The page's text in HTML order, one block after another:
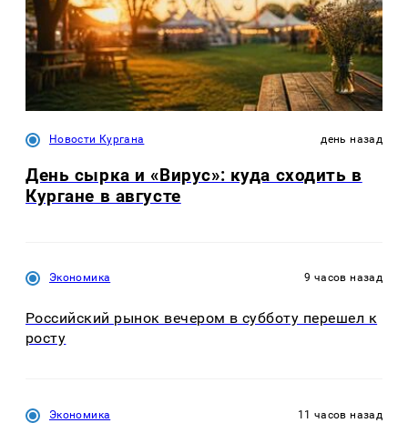
Новости Кургана день назад
День сырка и «Вирус»: куда сходить в
Кургане в августе
Экономика 9 часов назад
Российский рынок вечером в субботу перешел к
росту
Экономика 11 часов назад